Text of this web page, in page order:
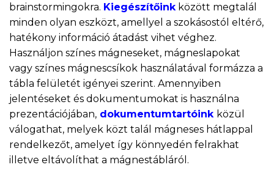
brainstormingokra. Kiegészítőink között megtalál
minden olyan eszközt, amellyel a szokásostól eltérő,
hatékony információ átadást vihet véghez.
Használjon színes mágneseket, mágneslapokat
vagy színes mágnescsíkok használatával formázza a
tábla felületét igényei szerint. Amennyiben
jelentéseket és dokumentumokat is használna
prezentációjában, dokumentumtartóink közül
válogathat, melyek közt talál mágneses hátlappal
rendelkezőt, amelyet így könnyedén felrakhat
illetve eltávolíthat a mágnestábláról.